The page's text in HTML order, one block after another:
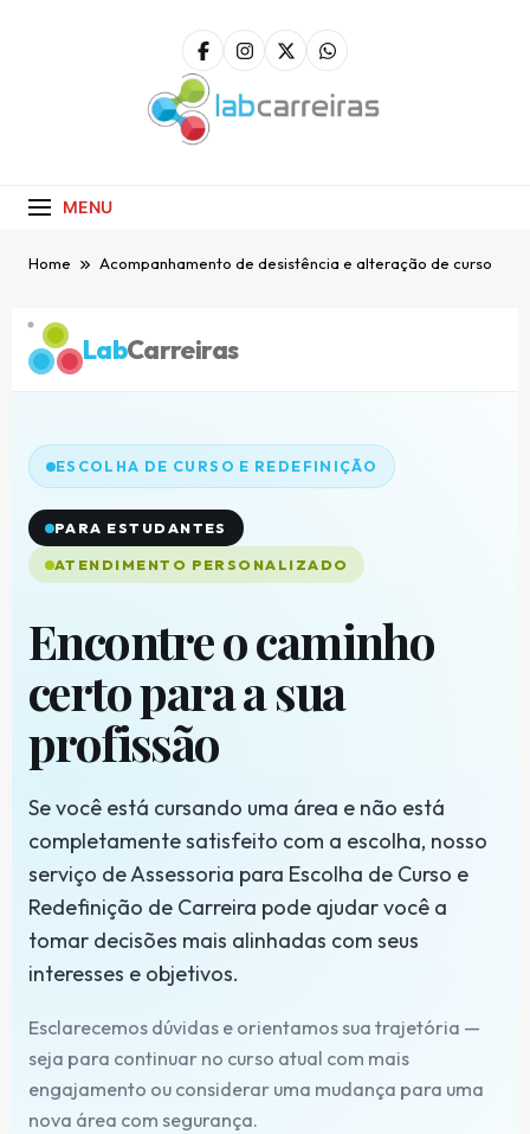
MENU
Home Acompanhamento de desistência e alteração de curso
LabCarreiras
ESCOLHA DE CURSO E REDEFINIÇÃO
PARA ESTUDANTES
ATENDIMENTO PERSONALIZADO
Encontre o caminho
certo para a sua
profissão
Se você está cursando uma área e não está
completamente satisfeito com a escolha, nosso
serviço de Assessoria para Escolha de Curso e
Redefinição de Carreira pode ajudar você a
tomar decisões mais alinhadas com seus
interesses e objetivos.
Esclarecemos dúvidas e orientamos sua trajetória —
seja para continuar no curso atual com mais
engajamento ou considerar uma mudança para uma
nova área com segurança.